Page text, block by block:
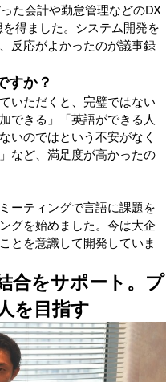
た会計や勤怠管理などのDX
得ました。システム開発を
反応がよかったのが議事録
すか？
いただくと、完璧ではない
できる」「英語ができる人
いのではという不安がなく
など、満足度が高かったの
ーティングで言語に課題を
グを始めました。今は大企
とを意識して開発していま
合をサポート。プ
を目指す